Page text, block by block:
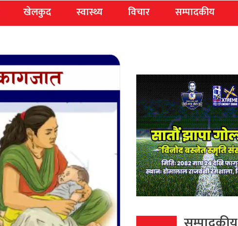
खेलकुद स्वास्थ्य विचार सम्पादकीय